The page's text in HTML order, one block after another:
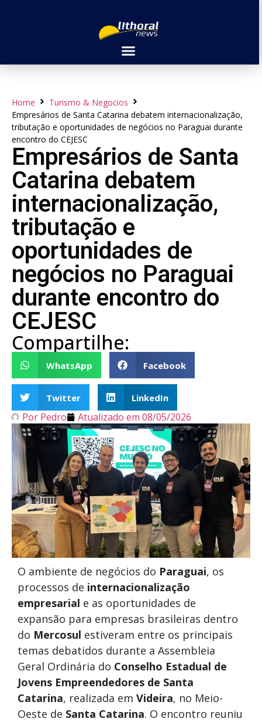
Home
Turismo & Negocios
Empresários de Santa Catarina debatem internacionalização,
tributação e oportunidades de negócios no Paraguai durante
encontro do CEJESC
Empresários de Santa
Catarina debatem
internacionalização,
tributação e
oportunidades de
negócios no Paraguai
durante encontro do
CEJESC
Compartilhe:
WhatsApp Facebook
Twitter LinkedIn
Por Pedro Atualizado em 08/05/2026
O ambiente de negócios do Paraguai, os
processos de internacionalização
empresarial e as oportunidades de
expansão para empresas brasileiras dentro
do Mercosul estiveram entre os principais
temas debatidos durante a Assembleia
Geral Ordinária do Conselho Estadual de
Jovens Empreendedores de Santa
Catarina, realizada em Videira, no Meio-
Oeste de Santa Catarina. O encontro reuniu